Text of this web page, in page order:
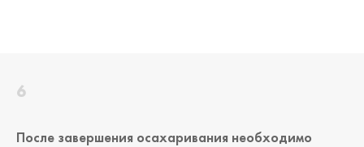
После завершения осахаривания необходимо